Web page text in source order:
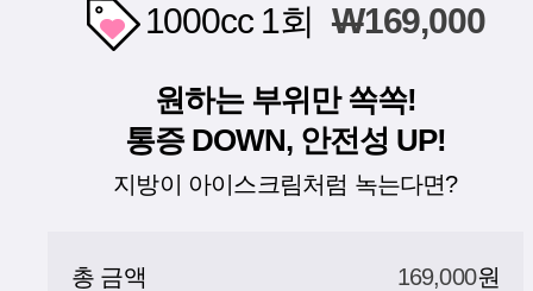
1000cc 1회 W169,000
원하는 부위만 쏙쏙!
통증 DOWN, 안전성 UP!
지방이 아이스크림처럼 녹는다면?
총 금액 169,000원